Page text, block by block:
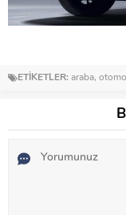
ETİKETLER: araba,